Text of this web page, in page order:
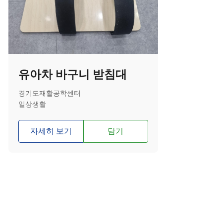
유아차 바구니 받침대
경기도재활공학센터
일상생활
자세히 보기 담기